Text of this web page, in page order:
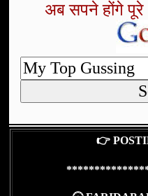
अब सपने होंगे पूरे
👉